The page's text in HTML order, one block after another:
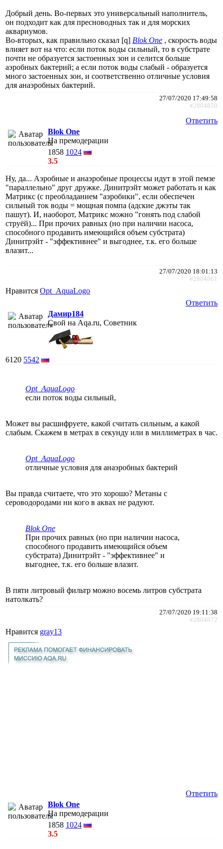
Добрый день. Во-первых это универсальный наполнитель,
он подходит как для пресноводных так и для морских
аквариумов.
Во-вторых, как правильно сказал [q] Blok One , скорость воды
влияет вот на что: если поток воды сильный, то в субстрате
почти не образуется застоенных зон и селится больше
аэробных бактерий; а если поток воды слабый - образуется
много застоенных зон, и соответственно отличные условия
для анаэробных бактерий.
27/07/2020 17:49:58
#2804859
Ответить
Blok One
На премодерации
1858 1024
3.5
Ну, да... Аэробные и анаэробные процессы идут в этой пемзе
"параллельно" друг дружке. Динитрэйт может работать и как
Матрикс (с преобладанием "аэробики", если обеспечен
сильный ток воды = мощная помпа (адские джэты так
пашут). И, наоборот, Матрикс можно "гонять под слабой
струёй)... При прочих равных (но при наличии насоса,
способного продавить имеющийся объем субстрата)
Динитрэйт - "эффективнее" и выгоднее, т.к. его больше
влазит...
27/07/2020 18:01:13
#2804861
Нравится Opt_AquaLogo
Ответить
Дамир184
Свой на Aqa.ru, Советник
6120 5542
Opt_AquaLogo
если поток воды сильный,
Может вы расшифруете, какой считать сильным, а какой
слабым. Скажем в метрах в секунду или в миллиметрах в час.
Opt_AquaLogo
отличные условия для анаэробных бактерий
Вы правда считаете, что это хорошо? Метаны с
сероводородами ни кого в аквах не радуют.
Blok One
При прочих равных (но при наличии насоса,
способного продавить имеющийся объем
субстрата) Динитрэйт - "эффективнее" и
выгоднее, т.к. его больше влазит.
В пяти литровый фильтр можно восемь литров субстрата
натолкать?
27/07/2020 19:11:38
#2804872
Нравится gray13
Ответить
Blok One
На премодерации
1858 1024
3.5